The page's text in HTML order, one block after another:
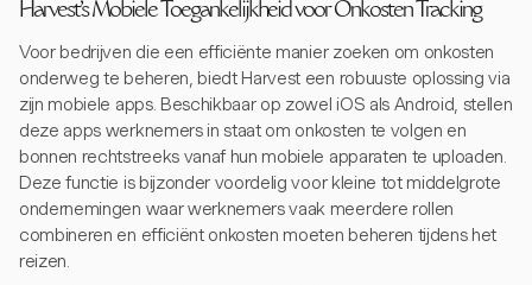
Harvest's Mobiele Toegankelijkheid voor Onkosten Tracking
Voor bedrijven die een efficiënte manier zoeken om onkosten
onderweg te beheren, biedt Harvest een robuuste oplossing via
zijn mobiele apps. Beschikbaar op zowel iOS als Android, stellen
deze apps werknemers in staat om onkosten te volgen en
bonnen rechtstreeks vanaf hun mobiele apparaten te uploaden.
Deze functie is bijzonder voordelig voor kleine tot middelgrote
ondernemingen waar werknemers vaak meerdere rollen
combineren en efficiënt onkosten moeten beheren tijdens het
reizen.